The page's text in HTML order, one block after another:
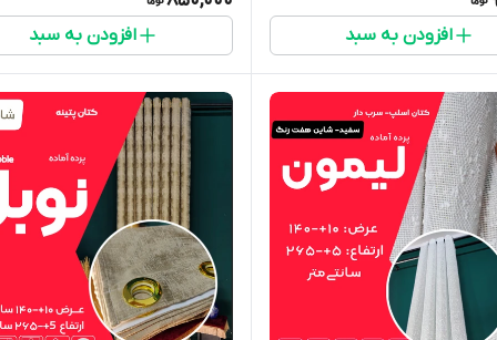
- گالری پرده امپریال ساری
افزودن به سبد
سانتی‌متر
افزودن به سبد